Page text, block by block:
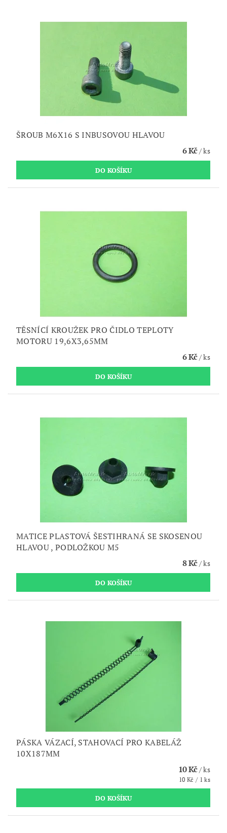
ŠROUB M6X16 S INBUSOVOU HLAVOU
6 Kč/ ks
TĚSNÍCÍ KROUŽEK PRO ČIDLO TEPLOTY
MOTORU 19,6X3,65MM
6 Kč/ ks
MATICE PLASTOVÁ ŠESTIHRANÁ SE SKOSENOU
HLAVOU , PODLOŽKOU M5
8 Kč/ ks
PÁSKA VÁZACÍ, STAHOVACÍ PRO KABELÁŽ
10X187MM
10 Kč/ ks
10 Kč / 1 ks